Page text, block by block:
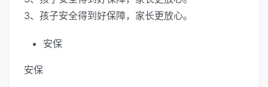
3、孩子安全得到好保障，家长更放心。
安保
安保